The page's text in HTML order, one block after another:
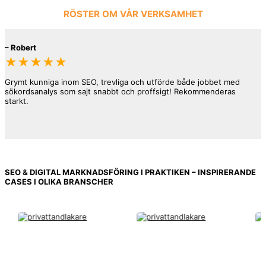
RÖSTER OM VÅR VERKSAMHET
–Robert
★★★★★
Grymt kunniga inom SEO, trevliga och utförde både jobbet med
sökordsanalys som sajt snabbt och proffsigt! Rekommenderas
starkt.
–Kalle
★★★★★
Mats är en mycket trevlig och kunnig sökspecialist med ett gäng
SEO & DIGITAL MARKNADSFÖRING I PRAKTIKEN – INSPIRERANDE
CASES I OLIKA BRANSCHER